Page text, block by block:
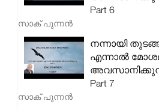
Part 6
സാക് പുന്നൻ
നന്നായി
എന്നാൽ
Part 7
സാക് പുന്നൻ